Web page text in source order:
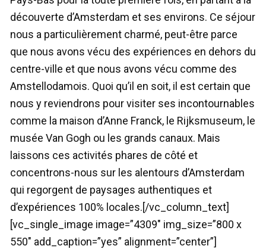
découverte d’Amsterdam et ses environs. Ce séjour
nous a particulièrement charmé, peut-être parce
que nous avons vécu des expériences en dehors du
centre-ville et que nous avons vécu comme des
Amstellodamois. Quoi qu’il en soit, il est certain que
nous y reviendrons pour visiter ses incontournables
comme la maison d’Anne Franck, le Rijksmuseum, le
musée Van Gogh ou les grands canaux. Mais
laissons ces activités phares de côté et
concentrons-nous sur les alentours d’Amsterdam
qui regorgent de paysages authentiques et
d’expériences 100% locales.[/vc_column_text]
[vc_single_image image=”4309″ img_size=”800 x
550″ add_caption=”yes” alignment=”center”]